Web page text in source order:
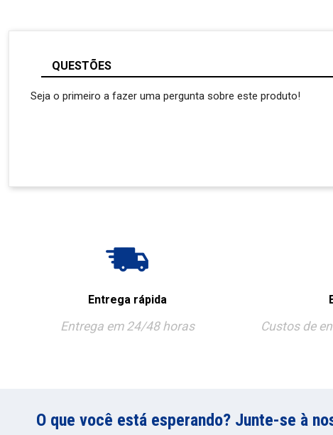
QUESTÕES
Seja o primeiro a fazer uma pergunta sobre este produto!
Entrega rápida
Entrega em 24/48 horas
Custos de
O que você está esperando? Junte-se à